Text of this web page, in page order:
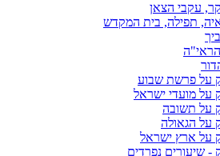
עקבי הצאן
תפילה, בית המקדש
על פרשת שבוע
על מועדי ישראל
על תשובה
על הגאולה
על ארץ ישראל
- שיעורים נפרדים